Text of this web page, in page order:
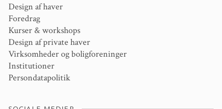
Design af haver
Foredrag
Kurser & workshops
Design af private haver
Virksomheder og boligforeninger
Institutioner
Persondatapolitik